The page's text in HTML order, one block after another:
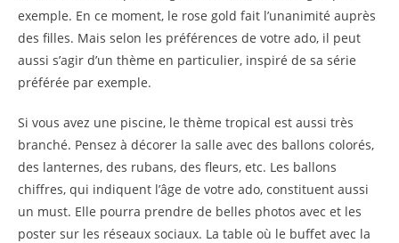
exemple. En ce moment, le rose gold fait l’unanimité auprès
des filles. Mais selon les préférences de votre ado, il peut
aussi s’agir d’un thème en particulier, inspiré de sa série
préférée par exemple.
Si vous avez une piscine, le thème tropical est aussi très
branché. Pensez à décorer la salle avec des ballons colorés,
des lanternes, des rubans, des fleurs, etc. Les ballons
chiffres, qui indiquent l’âge de votre ado, constituent aussi
un must. Elle pourra prendre de belles photos avec et les
poster sur les réseaux sociaux. La table où le buffet avec la